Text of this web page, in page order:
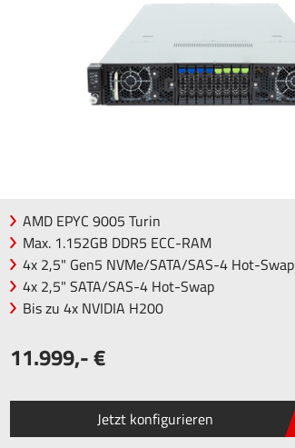
AMD EPYC 9005 Turin
Max. 1.152GB DDR5 ECC-RAM
4x 2,5" Gen5 NVMe/SATA/SAS-4 Hot-Swap
4x 2,5" SATA/SAS-4 Hot-Swap
Bis zu 4x NVIDIA H200
11.999,-
Jetzt konfigurieren